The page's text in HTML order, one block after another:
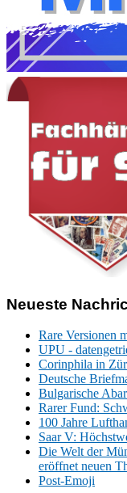
Neueste
Rare Versionen
UPU -
Corinphila in
Deutsche
Bulgarische
Rarer Fund:
100 Jahre
Saar V:
Die Welt der
eröffnet neuen
Post-Emoji